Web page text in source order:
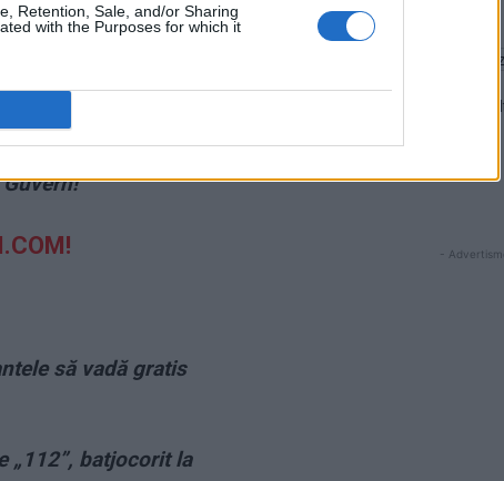
Retention, Sale, and/or Sharing
with the Purposes for which it
O individă lacomă,
să vadă gratis
„112”, batjocorit la
Altul
Arată
-